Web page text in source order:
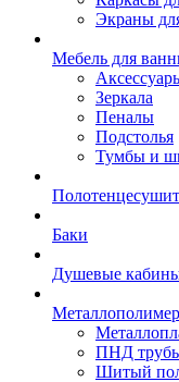
Экраны
Мебель для
Зеркала
Пеналы
Подстолья
Тумбы и
Баки
Душевые
ПНД
Шитый